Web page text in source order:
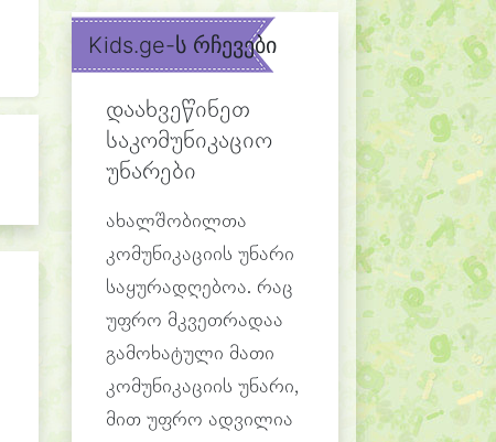
Kids.ge-ს რჩევები
დაახვეწინეთ
საკომუნიკაციო
უნარები
ახალშობილთა
კომუნიკაციის უნარი
საყურადღებოა. რაც
უფრო მკვეთრადაა
გამოხატული მათი
კომუნიკაციის უნარი,
მით უფრო ადვილია